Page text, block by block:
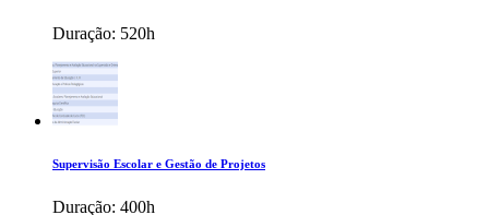
Duração: 520h
Supervisão Escolar e Gestão de Projetos
Duração: 400h